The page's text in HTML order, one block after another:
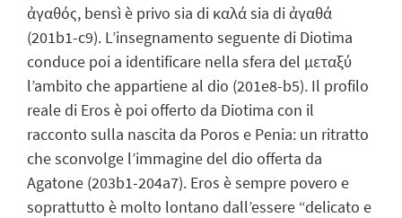
ἀγαθός, bensì è privo sia di καλά sia di ἀγαθά
(201b1-c9). L’insegnamento seguente di Diotima
conduce poi a identificare nella sfera del μεταξύ
l’ambito che appartiene al dio (201e8-b5). Il profilo
reale di Eros è poi offerto da Diotima con il
racconto sulla nascita da Poros e Penia: un ritratto
che sconvolge l’immagine del dio offerta da
Agatone (203b1-204a7). Eros è sempre povero e
soprattutto è molto lontano dall’essere “delicato e